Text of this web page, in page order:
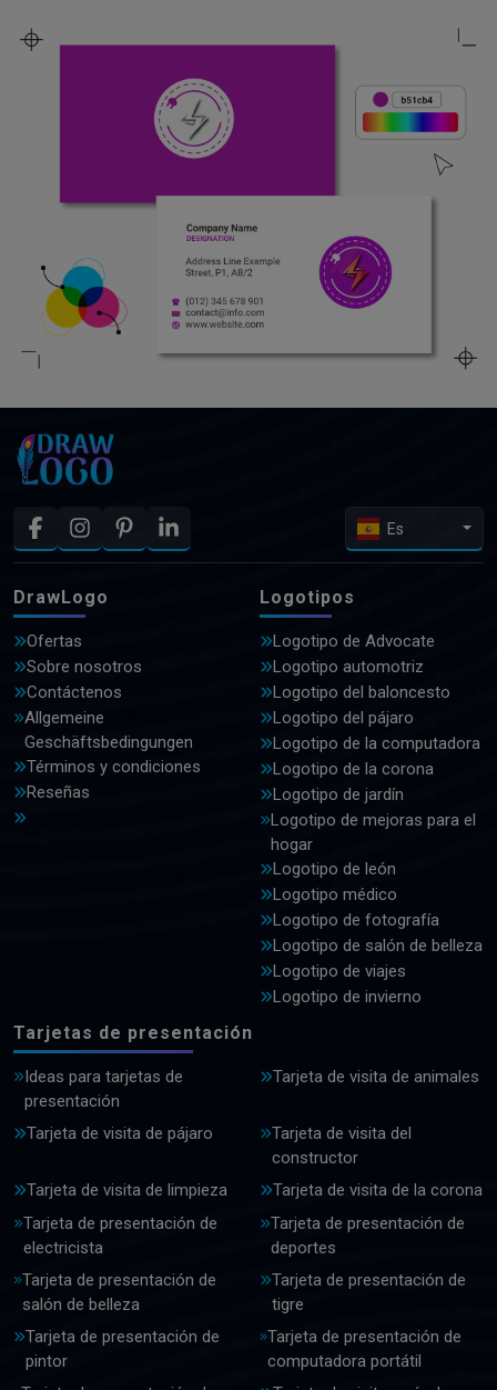
Es
DrawLogo
Ofertas
Sobre nosotros
Contáctenos
Allgemeine
Geschäftsbedingungen
Términos y condiciones
Reseñas
Logotipos
Logotipo de Advocate
Logotipo automotriz
Logotipo del baloncesto
Logotipo del pájaro
Logotipo de la computadora
Logotipo de la corona
Logotipo de jardín
Logotipo de mejoras para el
hogar
Logotipo de león
Logotipo médico
Logotipo de fotografía
Logotipo de salón de belleza
Logotipo de viajes
Logotipo de invierno
Tarjetas de presentación
Ideas para tarjetas de
presentación
Tarjeta de visita de animales
Tarjeta de visita de pájaro
Tarjeta de visita del
constructor
Tarjeta de visita de limpieza
Tarjeta de visita de la corona
Tarjeta de presentación de
electricista
Tarjeta de presentación de
deportes
Tarjeta de presentación de
salón de belleza
Tarjeta de presentación de
tigre
Tarjeta de presentación de
pintor
Tarjeta de presentación de
computadora portátil